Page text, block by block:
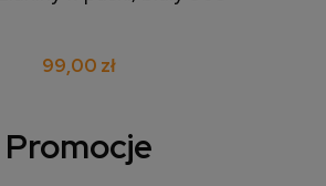
99,00 zł
Promocje